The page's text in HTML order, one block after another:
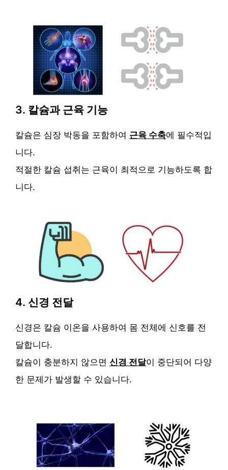
3. 칼슘과 근육 기능
칼슘은 심장 박동을 포함하여 근육 수축에 필수적입
니다.
적절한 칼슘 섭취는 근육이 최적으로 기능하도록 합
니다.
4. 신경 전달
신경은 칼슘 이온을 사용하여 몸 전체에 신호를 전
달합니다.
칼슘이 충분하지 않으면 신경 전달이 중단되어 다양
한 문제가 발생할 수 있습니다.